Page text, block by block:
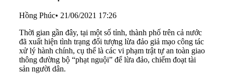
Hồng Phúc• 21/06/2021 17:26
Thời gian gần đây, tại một số tỉnh, thành phố trên cả nước
đã xuất hiện tình trạng đối tượng lừa đảo giả mạo công tác
xử lý hành chính, cụ thể là các vi phạm trật tự an toàn giao
thông đường bộ “phạt nguội” để lừa đảo, chiếm đoạt tài
sản người dân.